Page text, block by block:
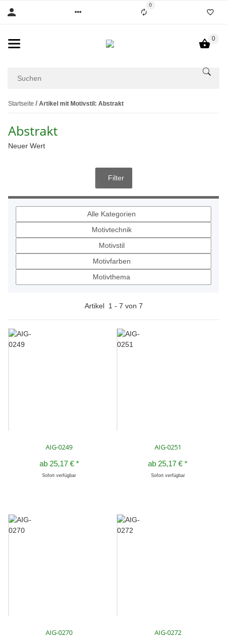
0
0
Startseite Artikel mit Motivstil: Abstrakt
Abstrakt
Neuer Wert
Filter
Alle Kategorien
Motivtechnik
Motivstil
Motivfarben
Motivthema
Artikel 1 - 7 von 7
AIG-0249
ab 25,17 € *
Sofort verfügbar
AIG-0251
ab 25,17 €*
Sofort verfügbar
AIG-0270 AIG-0272